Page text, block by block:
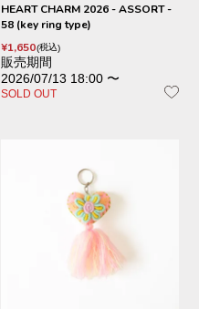
HEART CHARM 2026 - ASSORT -
58 (key ring type)
¥1,650 税込
販売期間
2026/07/13 18:00 〜
SOLD OUT